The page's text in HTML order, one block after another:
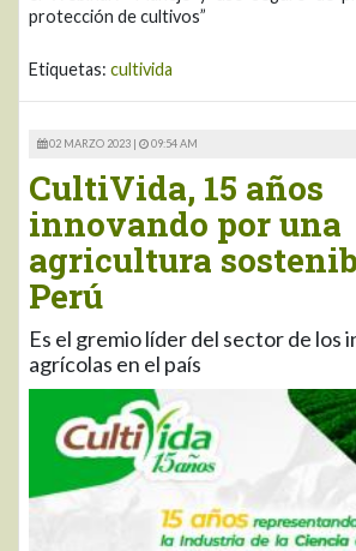
protección de cultivos”
Etiquetas: cultivida
02 MARZO 2023 | 09:54 AM
CultiVida, 15 años
innovando por una
agricultura
Perú
Es el gremio líder del sector de los
agrícolas en el país